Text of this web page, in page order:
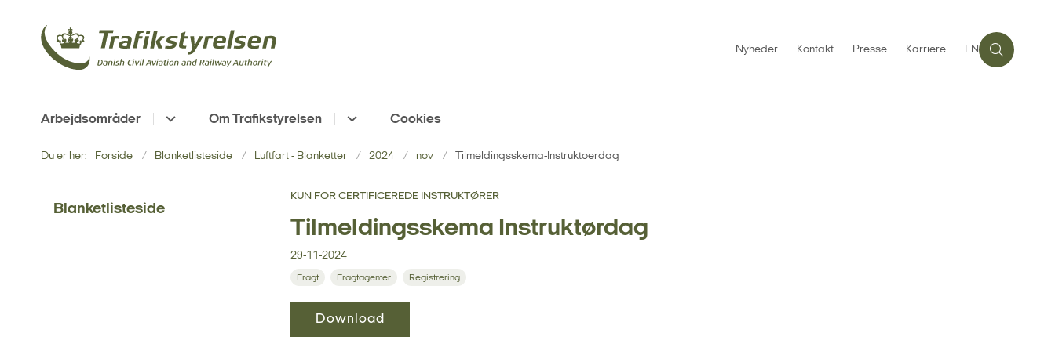
Nyheder Kontakt Presse Karriere EN
Arbejdsområder Om Trafikstyrelsen Cookies
Du er her: Forside Blanketlisteside Luftfart - Blanketter 2024 nov Tilmeldingsskema-Instruktoerdag
Blanketlisteside
KUN FOR CERTIFICEREDE INSTRUKTØRER
Tilmeldingsskema Instruktørdag
29-11-2024
Fragt Fragtagenter Registrering
Download